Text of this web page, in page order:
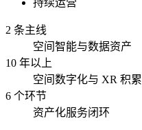
持续运营
2 条主线
空间智能与数据资产
10 年以上
空间数字化与 XR 积累
6 个环节
资产化服务闭环